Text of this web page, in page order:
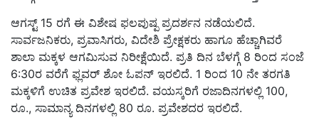
ಆಗಸ್ಟ್ 15 ರಗೆ ಈ ವಿಶೇಷ ಫಲಪುಷ್ಪ ಪ್ರದರ್ಶನ ನಡೆಯಲಿದೆ.
ಸಾರ್ವಜನಿಕರು, ಪ್ರವಾಸಿಗರು, ವಿದೇಶಿ ಪ್ರೇಕ್ಷಕರು ಹಾಗೂ ಹೆಚ್ಚಾಗಿವರೆ
ಶಾಲಾ ಮಕ್ಕಳ ಆಗಮಿಸುವ ನಿರೀಕ್ಷೆಯಿದೆ. ಪ್ರತಿ ದಿನ ಬೆಳಗ್ಗೆ 8 ರಿಂದ ಸಂಜೆ
6:30ರ ವರೆಗೆ ಫ್ಲವರ್ ಶೋ ಓಪನ್ ಇರಲಿದೆ. 1 ರಿಂದ 10 ನೇ ತರಗತಿ
ಮಕ್ಕಳಿಗೆ ಉಚಿತ ಪ್ರವೇಶ ಇರಲಿದೆ. ವಯಸ್ಕರಿಗೆ ರಜಾದಿನಗಳಲ್ಲಿ 100,
ರೂ., ಸಾಮಾನ್ಯ ದಿನಗಳಲ್ಲಿ 80 ರೂ. ಪ್ರವೇಶದರ ಇರಲಿದೆ.